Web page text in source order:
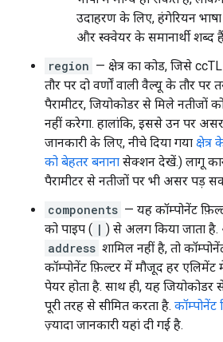
उदाहरण के लिए, हंगेरियन
और स्क्वेयर के समानार्थी शब्द
region — क्षेत्र का कोड, जिसे
तौर पर दो वर्णों वाली वैल्यू के तौर पर
पैरामीटर, जियोकोडर से मिले नतीजों
नहीं करेगा. हालांकि, इससे उन पर
जानकारी के लिए, नीचे दिया गया
को बेहतर बनाना सेक्शन देखें.) लागू
पैरामीटर से नतीजों पर भी असर पड़
components — यह कॉम्पोनेंट
को पाइप ( | ) से अलग किया जाता
address शामिल नहीं है, तो
कॉम्पोनेंट फ़िल्टर में मौजूद हर एलिमेंट
पेयर होता है. साथ ही, यह जियोकोडर
पूरी तरह से सीमित करता है. कॉम्पोनेंट
ज़्यादा जानकारी यहां दी गई है.